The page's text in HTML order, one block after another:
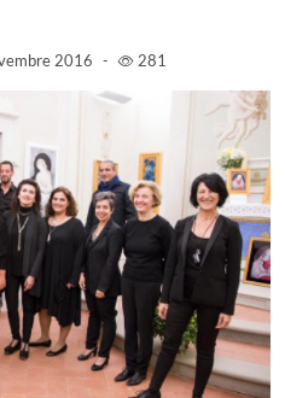
2016 - 281